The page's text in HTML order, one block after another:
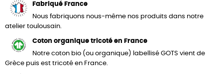
Fabriqué France
Nous fabriquons nous-même nos produits dans notre
atelier toulousain.
Coton organique tricoté en France
Notre coton bio (ou organique) labellisé GOTS vient de
Grèce puis est tricoté en France.